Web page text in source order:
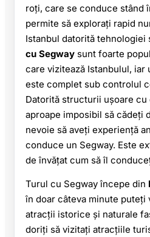
roți, care se conduce stând
permite să explorați rapid
Istanbul datorită tehnologiei
cu Segway sunt foarte
care vizitează Istanbulul,
este complet sub controlul
Datorită structurii ușoare cu
aproape imposibil să cădeți
nevoie să aveți experiență
conduce un Segway. Este
de învățat cum să îl
Turul cu Segway începe din
în doar câteva minute puteți
atracții istorice și naturale
doriți să vizitați atracțiile